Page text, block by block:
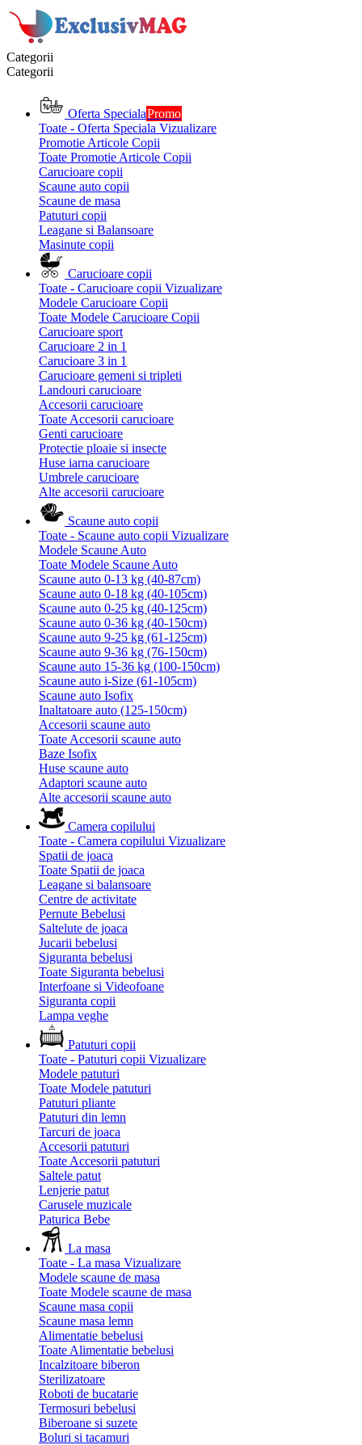
Categorii
Categorii
Oferta SpecialaPromo
Toate - Oferta Speciala Vizualizare
Promotie Articole Copii
Toate Promotie Articole Copii
Carucioare copii
Scaune auto copii
Scaune de masa
Patuturi copii
Leagane si Balansoare
Masinute copii
Carucioare copii
Toate - Carucioare copii Vizualizare
Modele Carucioare Copii
Toate Modele Carucioare Copii
Carucioare sport
Carucioare 2 in 1
Carucioare 3 in 1
Carucioare gemeni si tripleti
Landouri carucioare
Accesorii carucioare
Toate Accesorii carucioare
Genti carucioare
Protectie ploaie si insecte
Huse iarna carucioare
Umbrele carucioare
Alte accesorii carucioare
Scaune auto copii
Toate - Scaune auto copii Vizualizare
Modele Scaune Auto
Toate Modele Scaune Auto
Scaune auto 0-13 kg (40-87cm)
Scaune auto 0-18 kg (40-105cm)
Scaune auto 0-25 kg (40-125cm)
Scaune auto 0-36 kg (40-150cm)
Scaune auto 9-25 kg (61-125cm)
Scaune auto 9-36 kg (76-150cm)
Scaune auto 15-36 kg (100-150cm)
Scaune auto i-Size (61-105cm)
Scaune auto Isofix
Inaltatoare auto (125-150cm)
Accesorii scaune auto
Toate Accesorii scaune auto
Baze Isofix
Huse scaune auto
Adaptori scaune auto
Alte accesorii scaune auto
Camera copilului
Toate - Camera copilului Vizualizare
Spatii de joaca
Toate Spatii de joaca
Leagane si balansoare
Centre de activitate
Pernute Bebelusi
Saltelute de joaca
Jucarii bebelusi
Siguranta bebelusi
Toate Siguranta bebelusi
Interfoane si Videofoane
Siguranta copii
Lampa veghe
Patuturi copii
Toate - Patuturi copii Vizualizare
Modele patuturi
Toate Modele patuturi
Patuturi pliante
Patuturi din lemn
Tarcuri de joaca
Accesorii patuturi
Toate Accesorii patuturi
Saltele patut
Lenjerie patut
Carusele muzicale
Paturica Bebe
La masa
Toate - La masa Vizualizare
Modele scaune de masa
Toate Modele scaune de masa
Scaune masa copii
Scaune masa lemn
Alimentatie bebelusi
Toate Alimentatie bebelusi
Incalzitoare biberon
Sterilizatoare
Roboti de bucatarie
Termosuri bebelusi
Biberoane si suzete
Boluri si tacamuri